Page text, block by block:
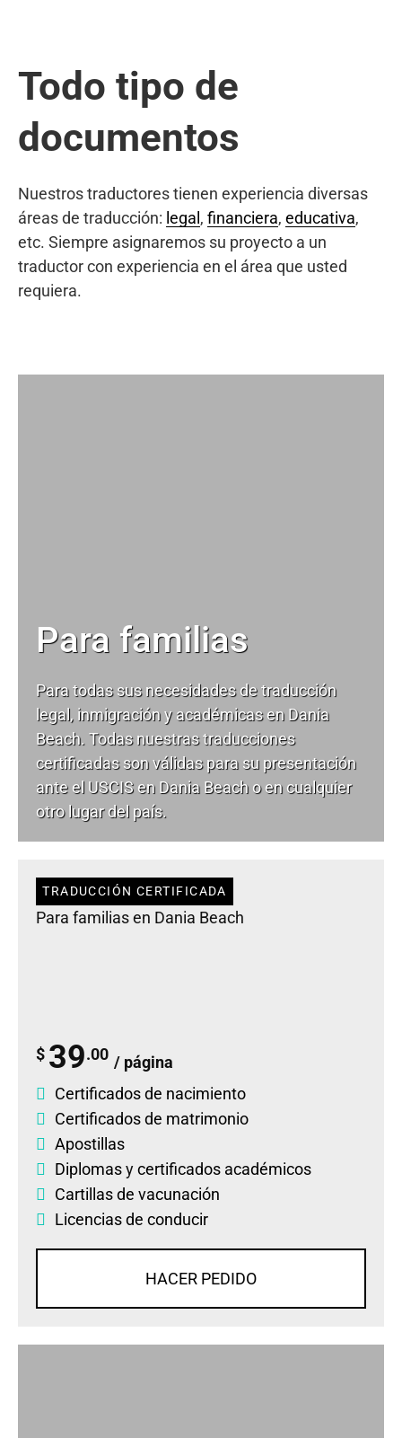
Todo tipo de
documentos
Nuestros traductores tienen experiencia diversas
áreas de traducción: legal , financiera, educativa,
etc. Siempre asignaremos su proyecto a un
traductor con experiencia en el área que usted
requiera.
Para familias
Para todas sus necesidades detraducción
legal, inmigración y académicas en Dania
Beach. Todas nuestras traducciones
certificadas son válidas para su presentación
ante el USCIS en Dania Beach o en cualquier
otro lugar del país.
TRADUCCIÓN CERTIFICADA
Para familias en Dania Beach
$ 39.00 / página
Certificados de nacimiento
Certificados de matrimonio
Apostillas
Diplomasycertificados académicos
Cartillas de vacunación
Licencias de conducir
HACER PEDIDO